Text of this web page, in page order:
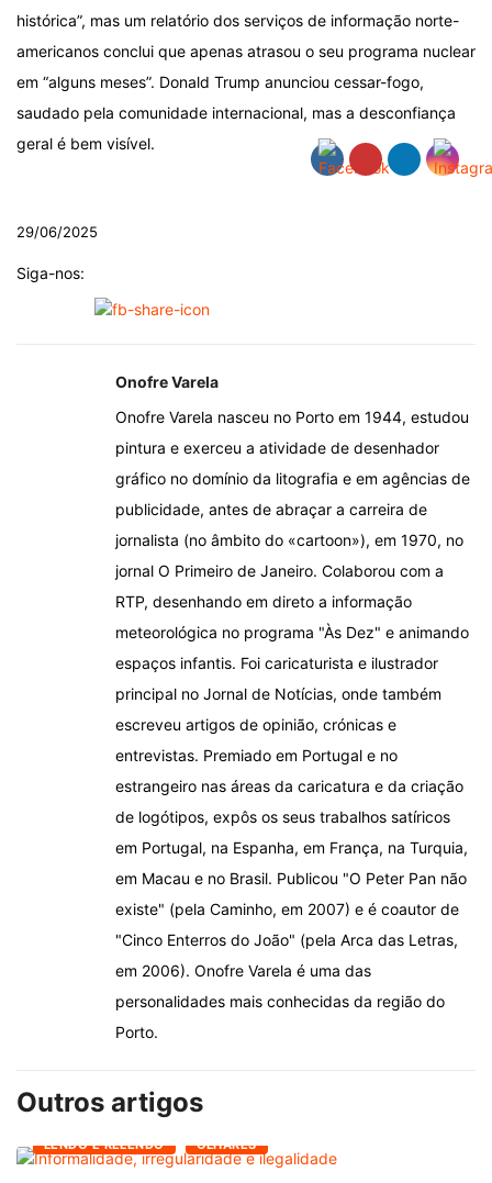
histórica”, mas um relatório dos serviços de informação norte-
americanos conclui que apenas atrasou o seu programa nuclear
em “alguns meses”. Donald Trump anunciou cessar-fogo,
saudado pela comunidade internacional, mas a desconfiança
geral é bem visível.
29/06/2025
Siga-nos:
Onofre Varela
Onofre Varela nasceu no Porto em 1944, estudou
pintura e exerceu a atividade de desenhador
gráfico no domínio da litografia e em agências de
publicidade, antes de abraçar a carreira de
jornalista (no âmbito do «cartoon»), em 1970, no
jornal O Primeiro de Janeiro. Colaborou com a
RTP, desenhando em direto a informação
meteorológica no programa "Às Dez" e animando
espaços infantis. Foi caricaturista e ilustrador
principal no Jornal de Notícias, onde também
escreveu artigos de opinião, crónicas e
entrevistas. Premiado em Portugal e no
estrangeiro nas áreas da caricatura e da criação
de logótipos, expôs os seus trabalhos satíricos
em Portugal, na Espanha, em França, na Turquia,
em Macau e no Brasil. Publicou "O Peter Pan não
existe" (pela Caminho, em 2007) e é coautor de
"Cinco Enterros do João" (pela Arca das Letras,
em 2006). Onofre Varela é uma das
personalidades mais conhecidas da região do
Porto.
Outros artigos
LENDO E RELENDO OLHARES